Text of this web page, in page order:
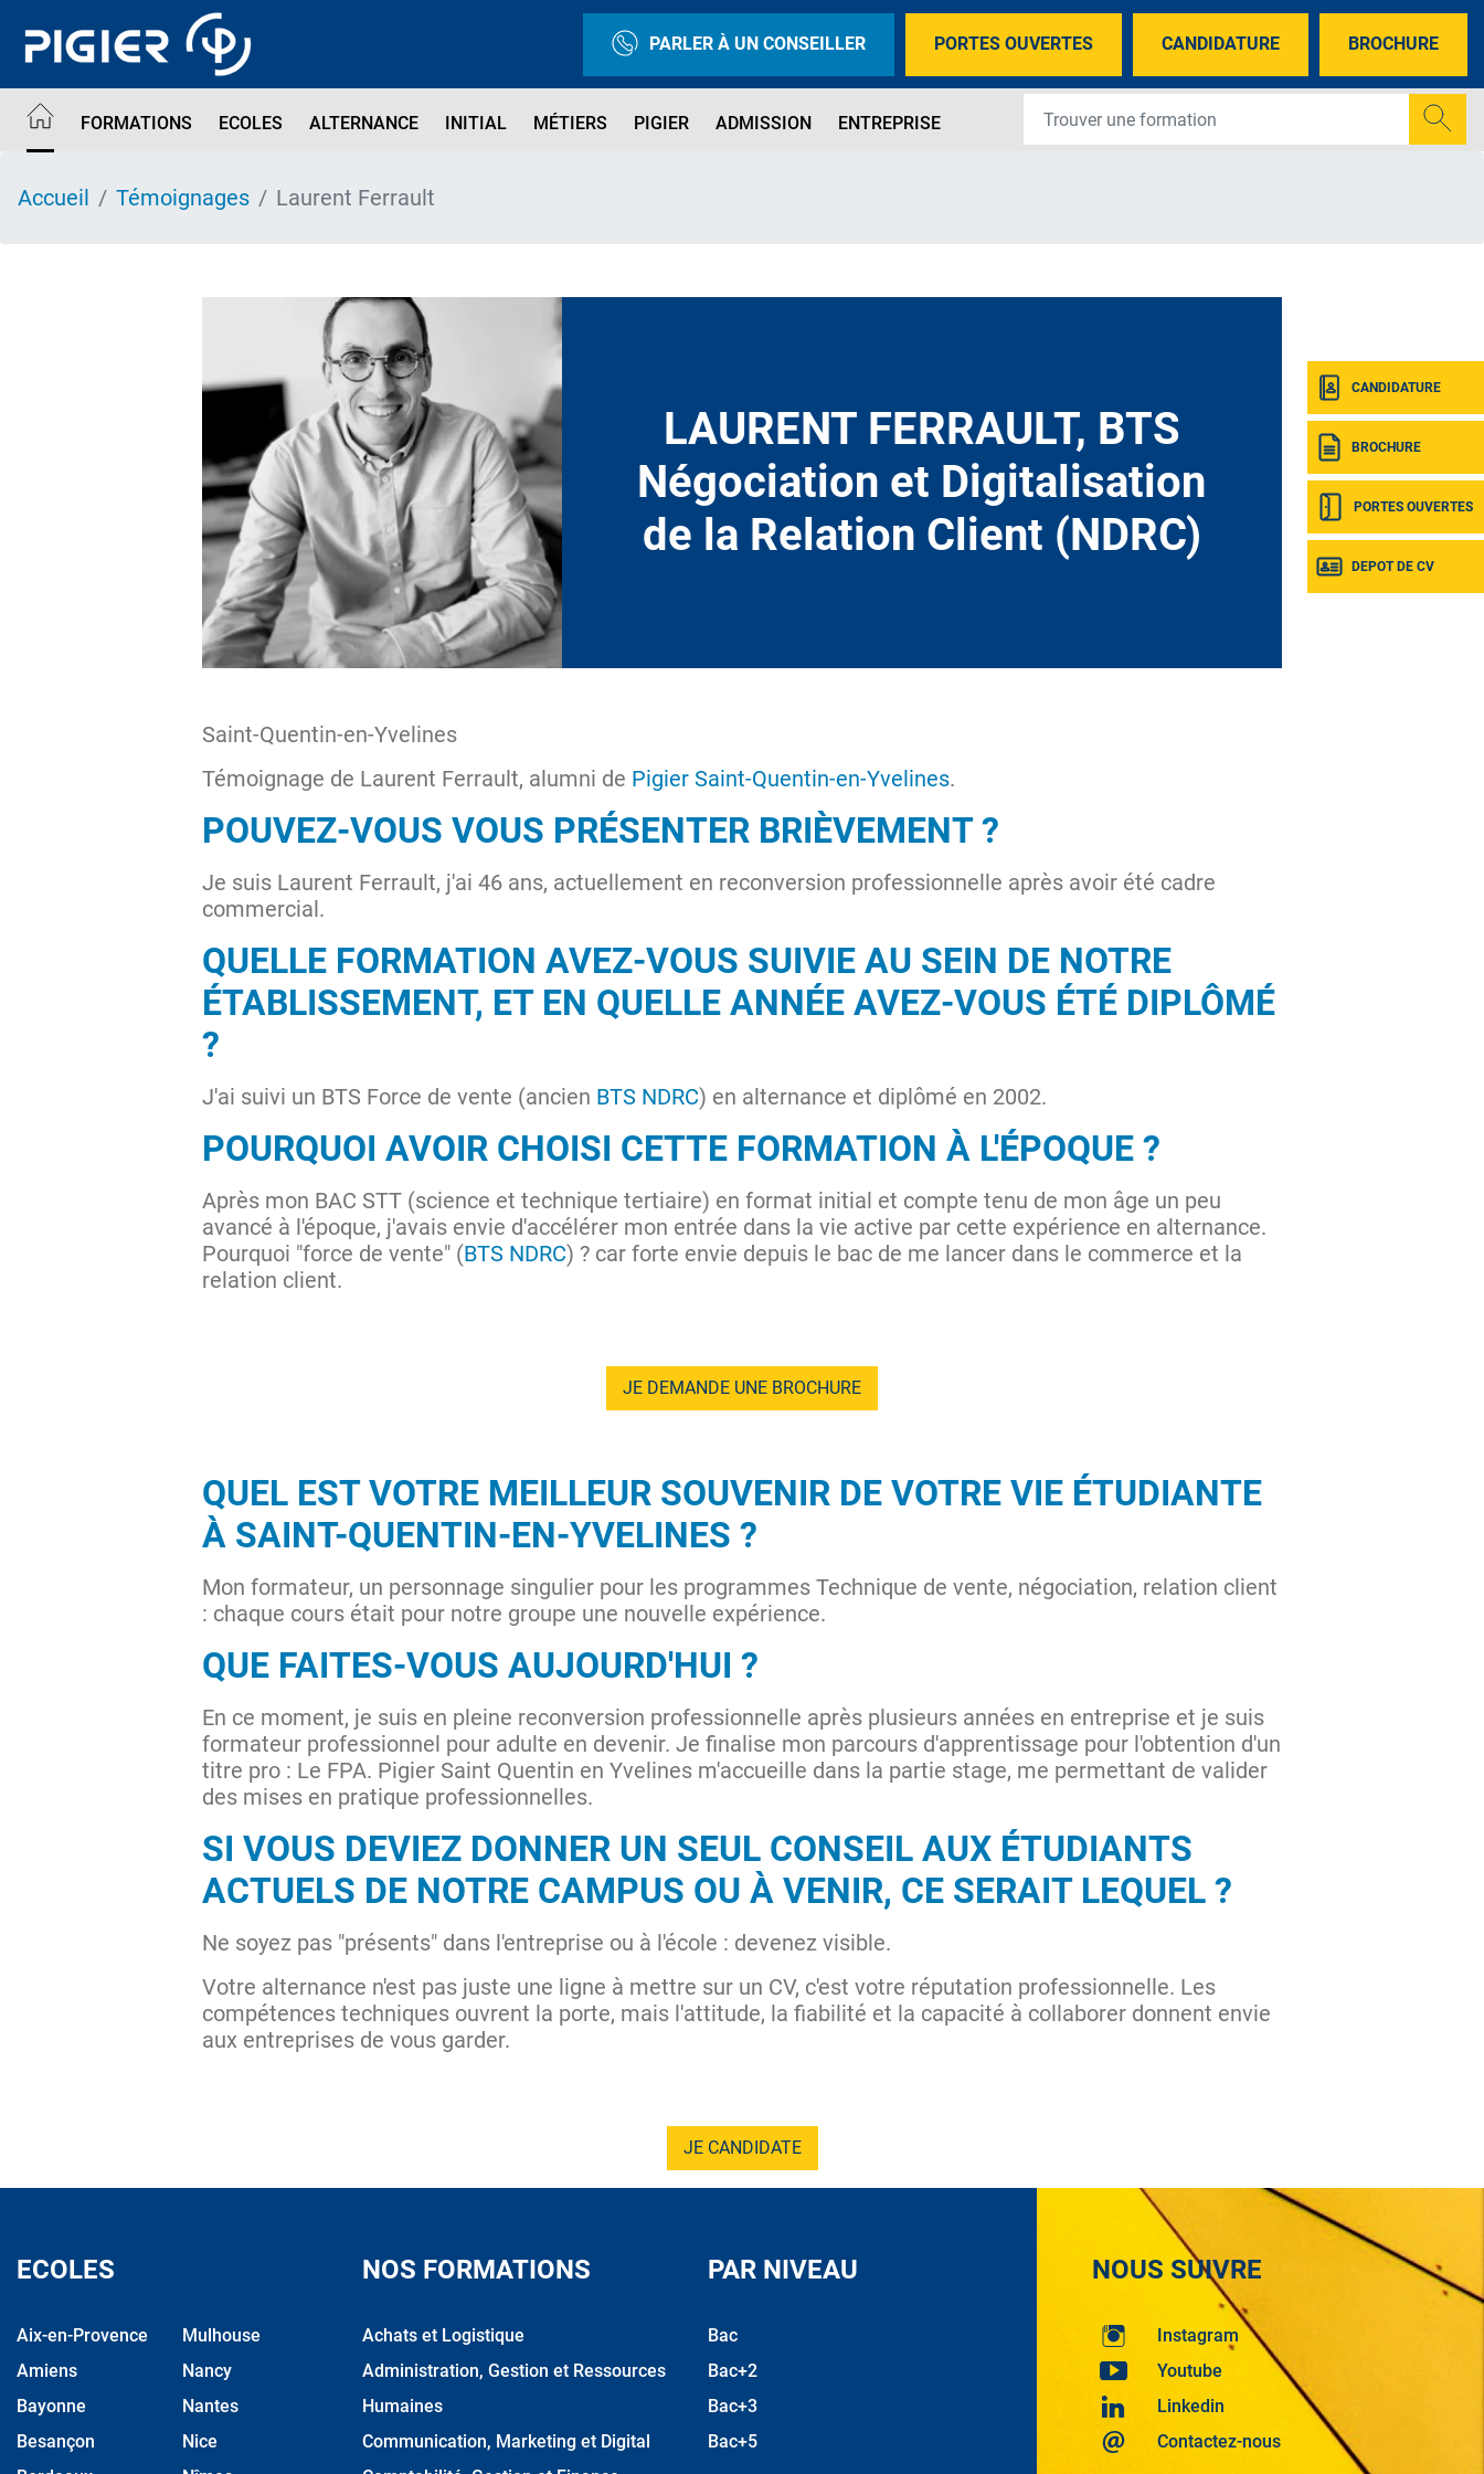
contenu
PARLER À UN CONSEILLER PORTES OUVERTES CANDIDATURE BROCHURE
FORMATIONS ECOLES ALTERNANCE INITIAL MÉTIERS PIGIER ADMISSION ENTREPRISE
CANDIDATURE
BROCHURE
PORTES OUVERTES
DEPOT DE CV
Accueil Témoignages Laurent Ferrault
LAURENT FERRAULT, BTS
Négociation et Digitalisation
de la Relation Client (NDRC)
Saint-Quentin-en-Yvelines
Témoignage de Laurent Ferrault, alumni de Pigier Saint-Quentin-en-Yvelines.
POUVEZ-VOUS VOUS PRÉSENTER BRIÈVEMENT ?
Je suis Laurent Ferrault, j'ai 46 ans, actuellement en reconversion professionnelle après avoir été cadre
commercial.
QUELLE FORMATION AVEZ-VOUS SUIVIE AU SEIN DE NOTRE
ÉTABLISSEMENT, ET EN QUELLE ANNÉE AVEZ-VOUS ÉTÉ DIPLÔMÉ
?
J'ai suivi un BTS Force de vente (ancien BTS NDRC) en alternance et diplômé en 2002.
POURQUOI AVOIR CHOISI CETTE FORMATION À L'ÉPOQUE ?
Après mon BAC STT (science et technique tertiaire) en format initial et compte tenu de mon âge un peu
avancé à l'époque, j'avais envie d'accélérer mon entrée dans la vie active par cette expérience en alternance.
Pourquoi "force de vente" (BTS NDRC) ? car forte envie depuis le bac de me lancer dans le commerce et la
relation client.
JE DEMANDE UNE BROCHURE
QUEL EST VOTRE MEILLEUR SOUVENIR DE VOTRE VIE ÉTUDIANTE
À SAINT-QUENTIN-EN-YVELINES ?
Mon formateur, un personnage singulier pour les programmes Technique de vente, négociation, relation client
: chaque cours était pour notre groupe une nouvelle expérience.
QUE FAITES-VOUS AUJOURD'HUI ?
En ce moment, je suis en pleine reconversion professionnelle après plusieurs années en entreprise et je suis
formateur professionnel pour adulte en devenir. Je finalise mon parcours d'apprentissage pour l'obtention d'un
titre pro : Le FPA. Pigier Saint Quentin en Yvelines m'accueille dans la partie stage, me permettant de valider
des mises en pratique professionnelles.
SI VOUS DEVIEZ DONNER UN SEUL CONSEIL AUX ÉTUDIANTS
ACTUELS DE NOTRE CAMPUS OU À VENIR, CE SERAIT LEQUEL ?
Ne soyez pas "présents" dans l'entreprise ou à l'école : devenez visible.
Votre alternance n'est pas juste une ligne à mettre sur un CV, c'est votre réputation professionnelle. Les
compétences techniques ouvrent la porte, mais l'attitude, la fiabilité et la capacité à collaborer donnent envie
aux entreprises de vous garder.
JE CANDIDATE
ECOLES
Aix-en-Provence
Amiens
Bayonne
Besançon
Mulhouse
Nancy
Nantes
Nice
NOS FORMATIONS
Achats et Logistique
Administration, Gestion et Ressources
Humaines
Communication, Marketing et Digital
PAR NIVEAU
Bac
Bac+2
Bac+3
Bac+5
NOUS SUIVRE
Instagram
Youtube
Linkedin
Contactez-nous